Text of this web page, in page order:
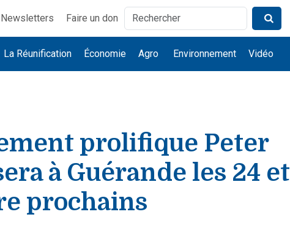
Newsletters Faire un don
La Réunification Économie Agro Environnement Vidéo
prolifique Peter
à Guérande les 24 et
prochains